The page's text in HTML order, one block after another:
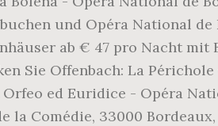
und Opéra National de
ab € 47 pro Nacht mit
Sie Offenbach: La
ed Euridice - Opéra
la Comédie, 33000